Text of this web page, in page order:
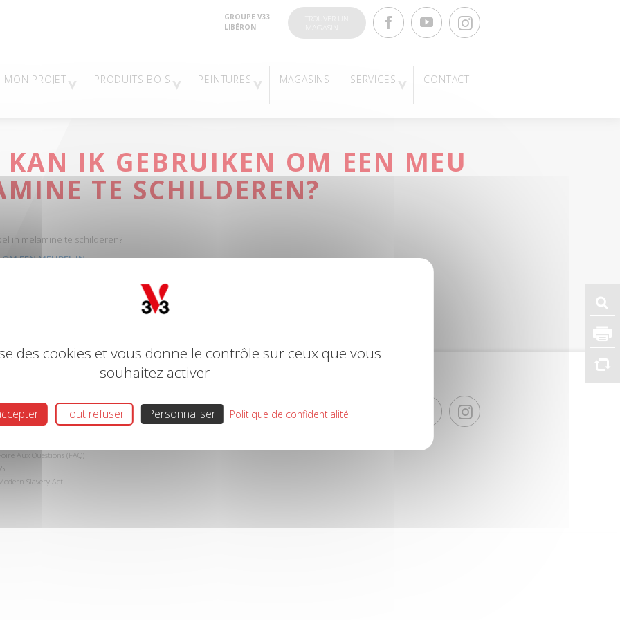
MON PROJET PRODUITS BOIS PEINTURES MAGASINS SERVICES CONTACT
GROUPE V33
LIBÉRON
FacebookYoutubeInstagram
KAN IK GEBRUIKEN OM EEN MEU
TE SCHILDEREN?
in melamine te schilderen?
OM EEN MEUBEL IN
V33
légales
Aux Questions (FAQ)
Slavery Act
des cookies et vous donne le contrôle sur ceux que vous
souhaitez activer
Tout refuser Personnaliser Politique de confidentialité